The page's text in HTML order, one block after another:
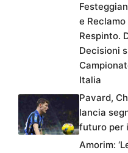
e Reclamo
Respinto.
Decisioni
Italia
Pavard,
lancia
futuro per
Amorim: